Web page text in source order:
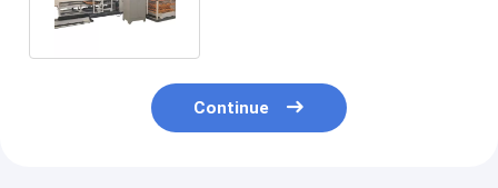
Continue